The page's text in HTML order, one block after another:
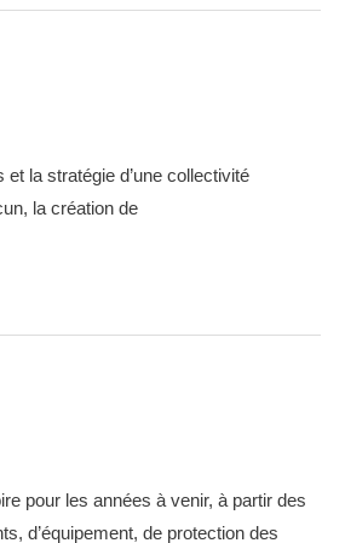
la stratégie d’une collectivité
la création de
pour les années à venir, à partir des
d’équipement, de protection des